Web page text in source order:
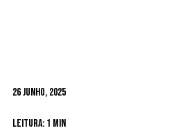
26 Junho, 2025
Leitura: 1 min